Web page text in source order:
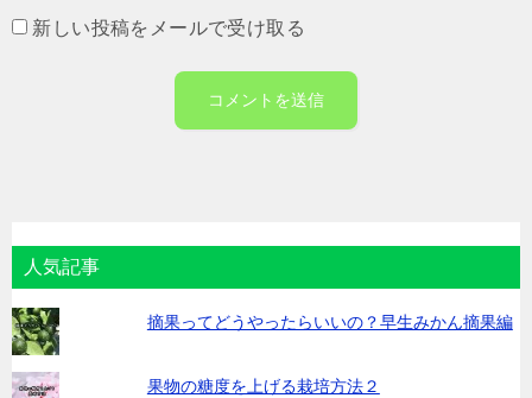
新しい投稿をメールで受け取る
人気記事
摘果ってどうやったらいいの？早生みかん摘果編
果物の糖度を上げる栽培方法２